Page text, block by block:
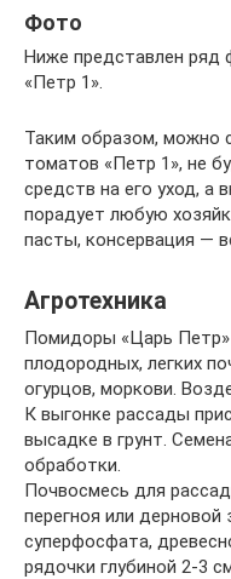
Фото
Ниже представлен ряд
«Петр 1».
Таким образом, можно
томатов «Петр 1», не
средств на его уход, а
порадует любую
пасты, консервация —
Агротехника
Помидоры «Царь
плодородных, легких
огурцов, моркови.
К выгонке рассады
высадке в грунт.
обработки.
Почвосмесь для
перегноя или
суперфосфата,
рядочки глубиной 2-3